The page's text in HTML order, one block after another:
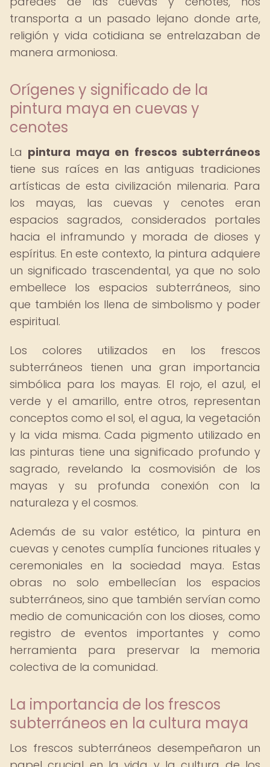
transporta a un pasado lejano donde arte,
religión y vida cotidiana se entrelazaban de
manera armoniosa.
Orígenes y significado de la
pintura maya en cuevas y
cenotes
La pintura maya en frescos subterráneos
tiene sus raíces en las antiguas tradiciones
artísticas de esta civilización milenaria. Para
los mayas, las cuevas y cenotes eran
espacios sagrados, considerados portales
hacia el inframundo y morada de dioses y
espíritus. En este contexto, la pintura adquiere
un significado trascendental, ya que no solo
embellece los espacios subterráneos, sino
que también los llena de simbolismo y poder
espiritual.
Los colores utilizados en los frescos
subterráneos tienen una gran importancia
simbólica para los mayas. El rojo, el azul, el
verde y el amarillo, entre otros, representan
conceptos como el sol, el agua, la vegetación
y la vida misma. Cada pigmento utilizado en
las pinturas tiene una significado profundo y
sagrado, revelando la cosmovisión de los
mayas y su profunda conexión con la
naturaleza y el cosmos.
Además de su valor estético, la pintura en
cuevas y cenotes cumplía funciones rituales y
ceremoniales en la sociedad maya. Estas
obras no solo embellecían los espacios
subterráneos, sino que también servían como
medio de comunicación con los dioses, como
registro de eventos importantes y como
herramienta para preservar la memoria
colectiva de la comunidad.
La importancia de los frescos
subterráneos en la cultura maya
Los frescos subterráneos desempeñaron un